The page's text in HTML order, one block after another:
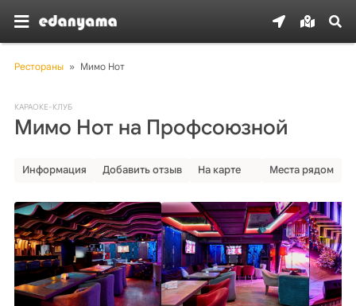
Рестораны » Мимо Нот
КАРАОКЕ-КЛУБ
Мимо Нот на Профсоюзной
Информация Добавить отзыв На карте Места рядом